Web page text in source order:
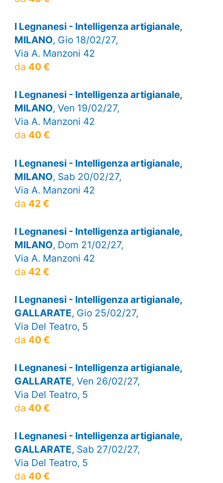
I Legnanesi - Intelligenza artigianale,
MILANO, Gio 18/02/27,
Via A. Manzoni 42
da 40 €
I Legnanesi - Intelligenza artigianale,
MILANO, Ven 19/02/27,
Via A. Manzoni 42
da 40 €
I Legnanesi - Intelligenza artigianale,
MILANO, Sab 20/02/27,
Via A. Manzoni 42
da 42 €
I Legnanesi - Intelligenza artigianale,
MILANO, Dom 21/02/27,
Via A. Manzoni 42
da 42 €
I Legnanesi - Intelligenza artigianale,
GALLARATE, Gio 25/02/27,
Via Del Teatro, 5
da 40 €
I Legnanesi - Intelligenza artigianale,
GALLARATE, Ven 26/02/27,
Via Del Teatro, 5
da 40 €
I Legnanesi - Intelligenza artigianale,
GALLARATE, Sab 27/02/27,
Via Del Teatro, 5
da 40 €